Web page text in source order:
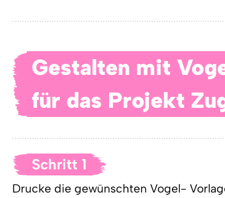
Gestalten mit
für das Projekt
Schritt 1
Drucke die gewünschten Vogel-